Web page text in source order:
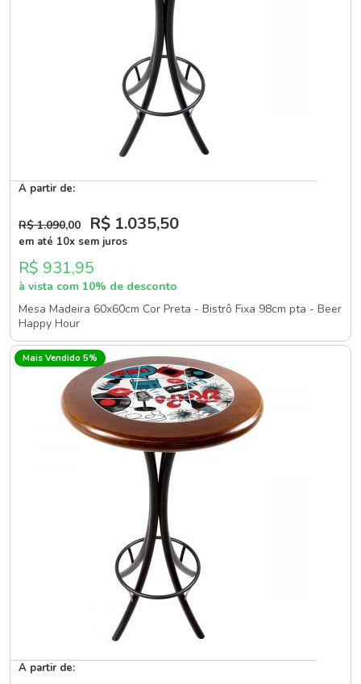
A partir de:
R$ 1.090,00 R$ 1.035,50
em até 10x sem juros
R$ 931,95
à vista com 10% de desconto
Mesa Madeira 60x60cm Cor Preta - Bistrô Fixa 98cm pta - Beer
Happy Hour
Mais Vendido 5%
A partir de: